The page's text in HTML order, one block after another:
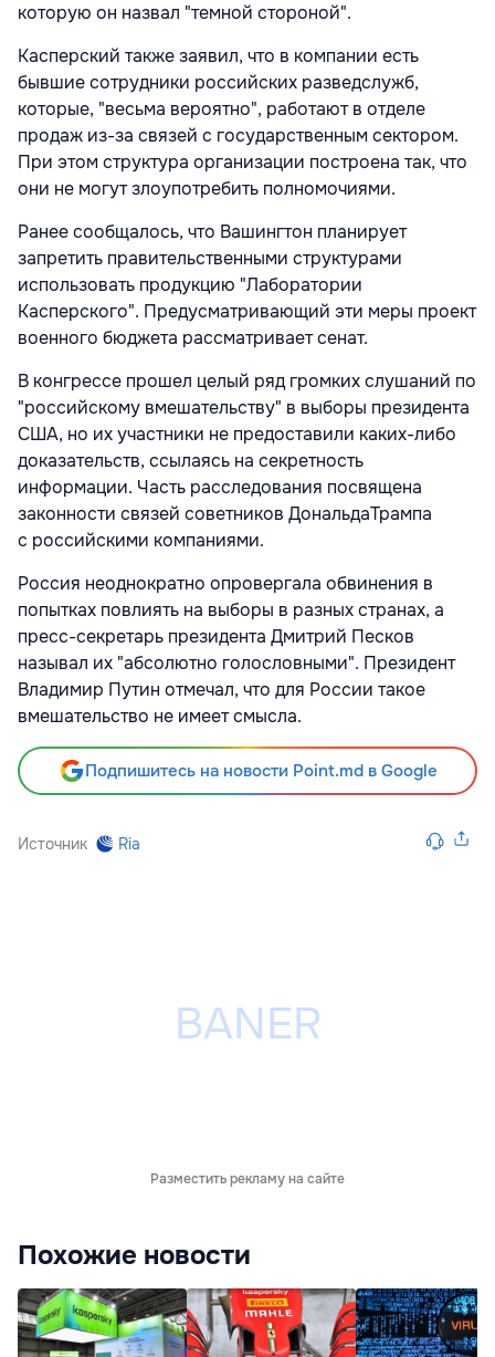
которую он назвал "темной стороной".
Касперский также заявил, что в компании есть
бывшие сотрудники российских разведслужб,
которые, "весьма вероятно", работают в отделе
продаж из-за связей с государственным сектором.
При этом структура организации построена так, что
они не могут злоупотребить полномочиями.
Ранее сообщалось, что Вашингтон планирует
запретить правительственными структурами
использовать продукцию "Лаборатории
Касперского". Предусматривающий эти меры проект
военного бюджета рассматривает сенат.
В конгрессе прошел целый ряд громких слушаний по
"российскому вмешательству" в выборы президента
США, но их участники не предоставили каких-либо
доказательств, ссылаясь на секретность
информации. Часть расследования посвящена
законности связей советников ДональдаТрампа
с российскими компаниями.
Россия неоднократно опровергала обвинения в
попытках повлиять на выборы в разных странах, а
пресс-секретарь президента Дмитрий Песков
называл их "абсолютно голословными". Президент
Владимир Путин отмечал, что для России такое
вмешательство не имеет смысла.
Подпишитесь на новости Point.md в Google
Источник Ria
Разместить рекламу на сайте
Похожие новости